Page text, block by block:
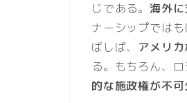
じである。 海外
ナーシップでは
ばしば、 アメリ
る。もちろん、
的な施政権が不